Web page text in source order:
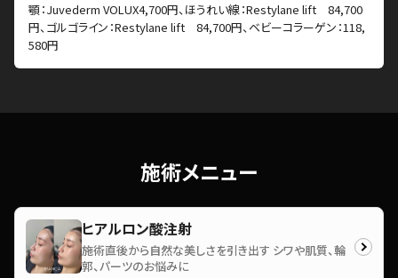
顎：Juvederm VOLUX4,700円、ほうれい線：Restylane lift 84,700
円、ゴルゴライン：Restylane lift 84,700円、ベビーコラーゲン：118,
580円
施術メニュー
ヒアルロン酸注射
施術直後から自然な美しさを引き出す シワや肌質、輪
郭、パーツのお悩みに